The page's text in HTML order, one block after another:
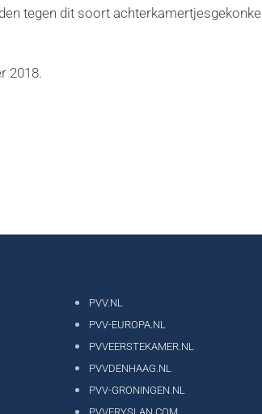
tegen dit soort
2018.
PVV.NL
PVV-EUROPA.NL
PVVEERSTEKAMER.NL
PVVDENHAAG.NL
PVV-GRONINGEN.NL